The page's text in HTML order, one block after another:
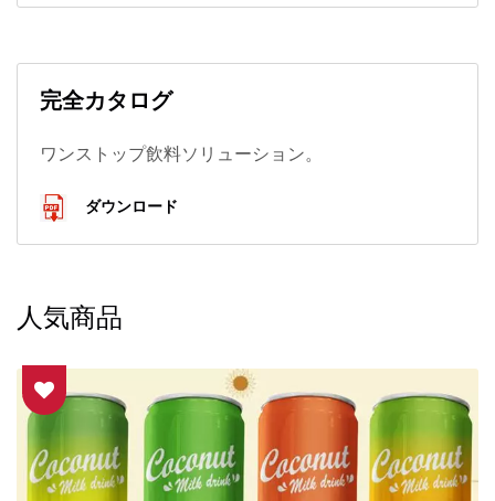
完全カタログ
ワンストップ飲料ソリューション。
ダウンロード
人気商品